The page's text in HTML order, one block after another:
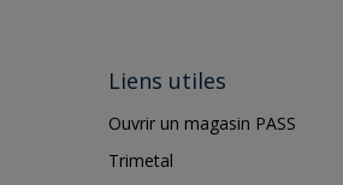
Liens utiles
Ouvrir un magasin PASS
Trimetal